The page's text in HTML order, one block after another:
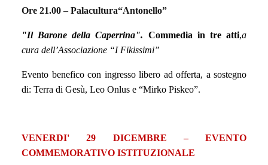
Ore 21.00 –Palacultura“Antonello”
"Il Barone della Caperrina". Commedia in tre atti,a
cura dell’Associazione “I Fikissimi”
Evento benefico con ingresso libero ad offerta, a sostegno
di: Terra di Gesù, Leo Onlus e “Mirko Piskeo”.
VENERDI' 29 DICEMBRE – EVENTO
COMMEMORATIVO ISTITUZIONALE